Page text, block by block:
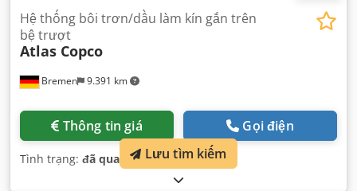
Bremen 9.391 km
Hệ thống bôi trơn/dầu làm kín gắn trên
bệ trượt
Atlas Copco
Thông tin giá Gọi điện
Tình trạng: đã qua sử dụng,
Lưu tìm kiếm